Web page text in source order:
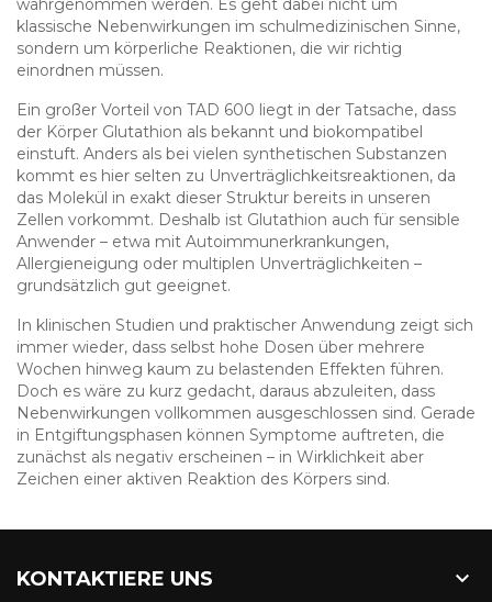
wahrgenommen werden. Es geht dabei nicht um
klassische Nebenwirkungen im schulmedizinischen Sinne,
sondern um körperliche Reaktionen, die wir richtig
einordnen müssen.
Ein großer Vorteil von TAD 600 liegt in der Tatsache, dass
der Körper Glutathion als bekannt und biokompatibel
einstuft. Anders als bei vielen synthetischen Substanzen
kommt es hier selten zu Unverträglichkeitsreaktionen, da
das Molekül in exakt dieser Struktur bereits in unseren
Zellen vorkommt. Deshalb ist Glutathion auch für sensible
Anwender – etwa mit Autoimmunerkrankungen,
Allergieneigung oder multiplen Unverträglichkeiten –
grundsätzlich gut geeignet.
In klinischen Studien und praktischer Anwendung zeigt sich
immer wieder, dass selbst hohe Dosen über mehrere
Wochen hinweg kaum zu belastenden Effekten führen.
Doch es wäre zu kurz gedacht, daraus abzuleiten, dass
Nebenwirkungen vollkommen ausgeschlossen sind. Gerade
in Entgiftungsphasen können Symptome auftreten, die
zunächst als negativ erscheinen – in Wirklichkeit aber
Zeichen einer aktiven Reaktion des Körpers sind.
KONTAKTIERE UNS 